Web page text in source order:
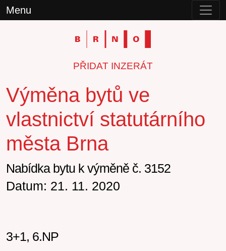
Menu
PŘIDAT INZERÁT
Výměna bytů ve
vlastnictví statutárního
města Brna
Nabídka bytu k výměně č. 3152
Datum: 21. 11. 2020
3+1, 6.NP